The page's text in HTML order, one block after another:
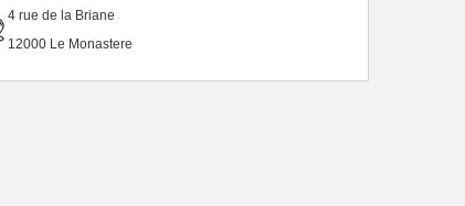
4 rue de la Briane
12000 Le Monastere